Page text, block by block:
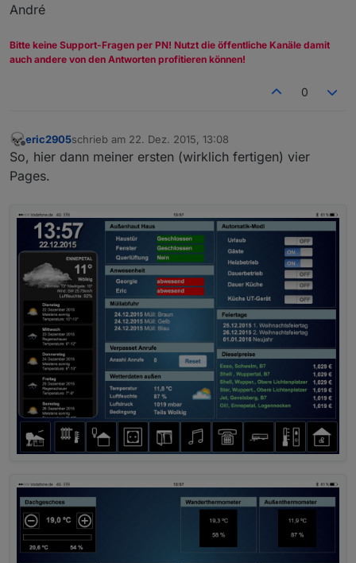
André
Bitte keine Support-Fragen per PN! Nutzt die öffentliche Kanäle damit
auch andere von den Antworten profitieren können!
0
Offline
eric2905schrieb am 22. Dez. 2015, 13:08
zuletzt editiert von
So, hier dann meiner ersten (wirklich fertigen) vier
Pages.